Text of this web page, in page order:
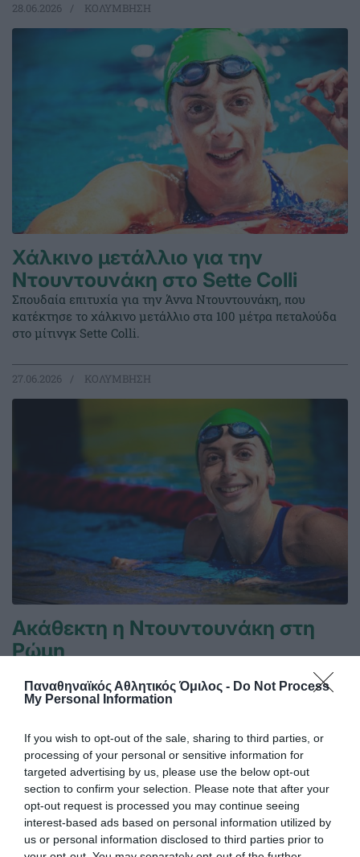
Παναθηναϊκός Αθλητικός Όμιλος - Do Not Process
My Personal Information
If you wish to opt-out of the sale, sharing to third parties, or
processing of your personal or sensitive information for
targeted advertising by us, please use the below opt-out
section to confirm your selection. Please note that after your
opt-out request is processed you may continue seeing
interest-based ads based on personal information utilized by
us or personal information disclosed to third parties prior to
28.06.2026 ΚΟΛΥΜΒΗΣΗ
Χάλκινο μετάλλιο για την
Ντουντουνάκη στο Sette Colli
Σπουδαία επιτυχία για την Άννα Ντουντουνάκη, που
κατέκτησε το χάλκινο μετάλλιο στα 100 μέτρα πεταλούδα
στο μίτινγκ Sette Colli.
27.06.2026 ΚΟΛΥΜΒΗΣΗ
Ακάθεκτη η Ντουντουνάκη στη
Ρώμη
Η Άννα Ντουντουνάκη προκρίθηκε σε έναν ακόμη τελικό
στο μίτινγκ Sette Colli της Ρώμης.
27.06.2026 ΚΟΛΥΜΒΗΣΗ